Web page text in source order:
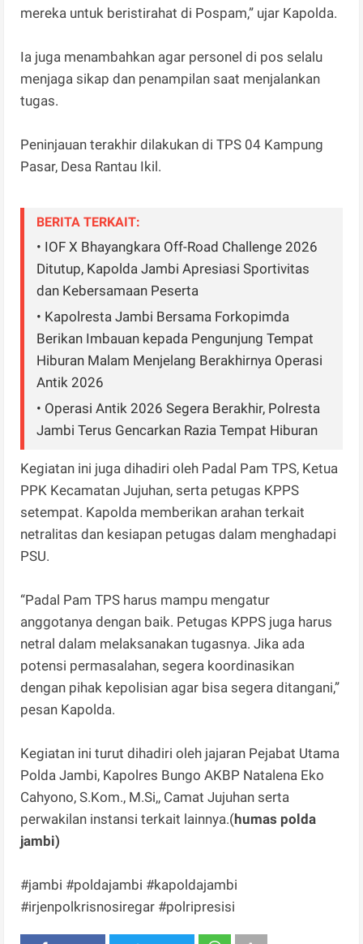
mereka untuk beristirahat di Pospam,” ujar Kapolda.
Ia juga menambahkan agar personel di pos selalu
menjaga sikap dan penampilan saat menjalankan
tugas.
Peninjauan terakhir dilakukan di TPS 04 Kampung
Pasar, Desa Rantau Ikil.
BERITA TERKAIT:
• IOF X Bhayangkara Off-Road Challenge 2026
Ditutup, Kapolda Jambi Apresiasi Sportivitas
dan Kebersamaan Peserta
• Kapolresta Jambi Bersama Forkopimda
Berikan Imbauan kepada Pengunjung Tempat
Hiburan Malam Menjelang Berakhirnya Operasi
Antik 2026
• Operasi Antik 2026 Segera Berakhir, Polresta
Jambi Terus Gencarkan Razia Tempat Hiburan
Kegiatan ini juga dihadiri oleh Padal Pam TPS, Ketua
PPK Kecamatan Jujuhan, serta petugas KPPS
setempat. Kapolda memberikan arahan terkait
netralitas dan kesiapan petugas dalam menghadapi
PSU.
“Padal Pam TPS harus mampu mengatur
anggotanya dengan baik. Petugas KPPS juga harus
netral dalam melaksanakan tugasnya. Jika ada
potensi permasalahan, segera koordinasikan
dengan pihak kepolisian agar bisa segera ditangani,”
pesan Kapolda.
Kegiatan ini turut dihadiri oleh jajaran Pejabat Utama
Polda Jambi, Kapolres Bungo AKBP Natalena Eko
Cahyono, S.Kom., M.Si,, Camat Jujuhan serta
perwakilan instansi terkait lainnya.(humas polda
jambi)
#jambi #poldajambi #kapoldajambi
#irjenpolkrisnosiregar #polripresisi